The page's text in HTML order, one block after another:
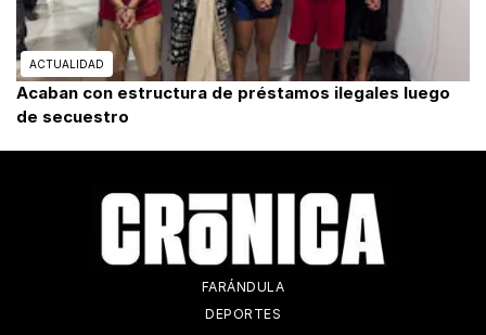
ACTUALIDAD
Acaban con estructura de préstamos ilegales luego
de secuestro
FARÁNDULA
DEPORTES